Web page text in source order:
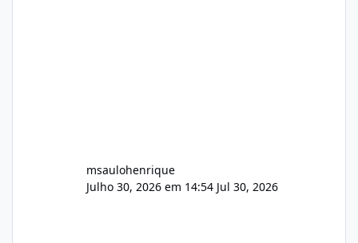
msaulohenrique
Julho 30, 2026 em 14:54 Jul 30, 2026